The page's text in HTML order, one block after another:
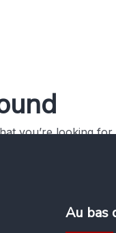
you’re looking
Au bas